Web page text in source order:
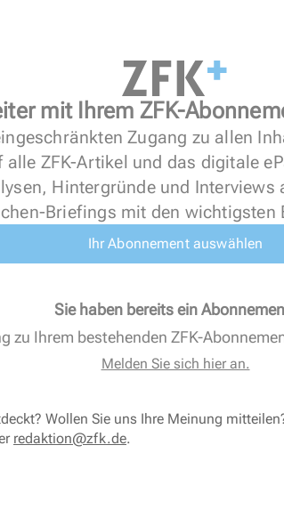
mit Ihrem ZFK-
Zugang zu allen
ZFK-Artikel und das digitale
Hintergründe und Interviews
Briefings mit den wichtigsten
Ihr Abonnement auswählen
Sie haben bereits ein
zu Ihrem bestehenden ZFK-
Melden Sie sich hier an.
Wollen Sie uns Ihre Meinung
redaktion@zfk.de.